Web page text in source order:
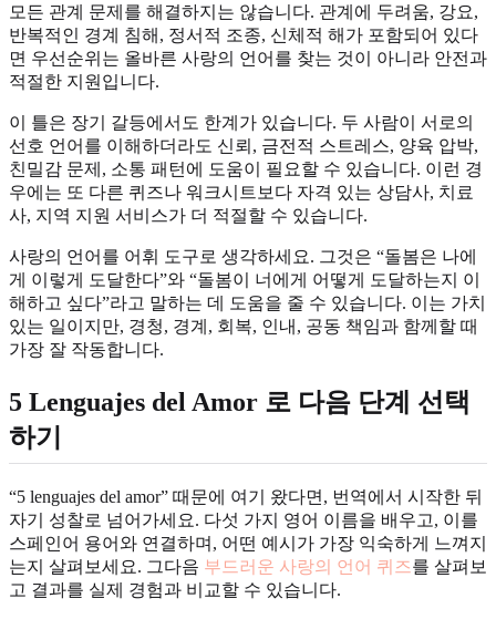
모든 관계 문제를 해결하지는 않습니다. 관계에 두려움, 강요,
반복적인 경계 침해, 정서적 조종, 신체적 해가 포함되어 있다
면 우선순위는 올바른 사랑의 언어를 찾는 것이 아니라 안전과
적절한 지원입니다.
이 틀은 장기 갈등에서도 한계가 있습니다. 두 사람이 서로의
선호 언어를 이해하더라도 신뢰, 금전적 스트레스, 양육 압박,
친밀감 문제, 소통 패턴에 도움이 필요할 수 있습니다. 이런 경
우에는 또 다른 퀴즈나 워크시트보다 자격 있는 상담사, 치료
사, 지역 지원 서비스가 더 적절할 수 있습니다.
사랑의 언어를 어휘 도구로 생각하세요. 그것은 “돌봄은 나에
게 이렇게 도달한다”와 “돌봄이 너에게 어떻게 도달하는지 이
해하고 싶다”라고 말하는 데 도움을 줄 수 있습니다. 이는 가치
있는 일이지만, 경청, 경계, 회복, 인내, 공동 책임과 함께할 때
가장 잘 작동합니다.
5 Lenguajes del Amor 로 다음 단계 선택
하기
“5 lenguajes del amor” 때문에 여기 왔다면, 번역에서 시작한 뒤
자기 성찰로 넘어가세요. 다섯 가지 영어 이름을 배우고, 이를
스페인어 용어와 연결하며, 어떤 예시가 가장 익숙하게 느껴지
는지 살펴보세요. 그다음 부드러운 사랑의 언어 퀴즈를 살펴보
고 결과를 실제 경험과 비교할 수 있습니다.